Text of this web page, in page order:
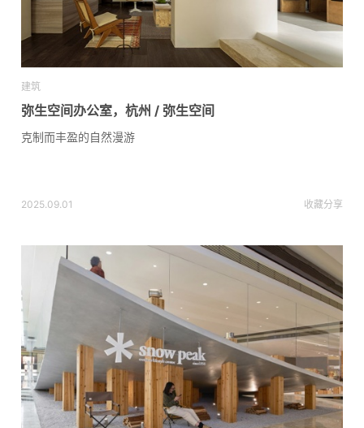
建筑
弥生空间办公室，杭州 / 弥生空间
克制而丰盈的自然漫游
2025.09.01 收藏分享